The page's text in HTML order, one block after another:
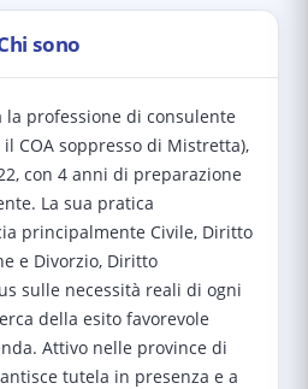
sono
la professione di consulente
COA soppresso di Mistretta),
con 4 anni di preparazione
La sua pratica
principalmente Civile, Diritto
e Divorzio, Diritto
sulle necessità reali di ogni
della esito favorevole
Attivo nelle province di
tutela in presenza e a